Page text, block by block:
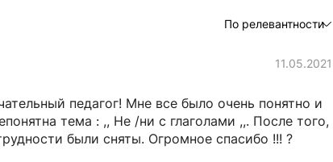
По релевантности
11.05.2021
педагог! Мне все было очень понятно и
тема : ,, Не /ни с глаголами ,,. После того,
были сняты. Огромное спасибо !!! ?